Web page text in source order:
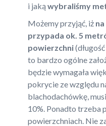
i jaką wybraliśmy
Możemy przyjąć, iż
przypada ok. 5
powierzchni
to bardzo ogólne
będzie wymagała
pokrycie ze względu
blachodachówkę,
10%. Ponadto trzeba
powierzchniach. Nie